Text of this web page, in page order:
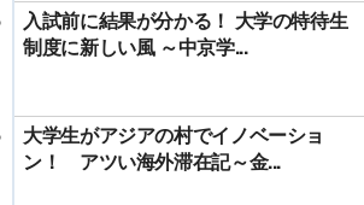
入試前に結果が分かる！ 大学の特待生
制度に新しい風 ～中京学...
大学生がアジアの村でイノベーショ
ン！ アツい海外滞在記～金...